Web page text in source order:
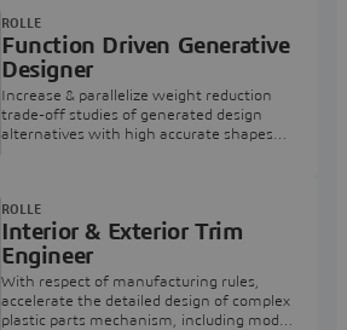
Function Driven Generative
Designer
Increase & parallelize weight reduction
trade-off studies of generated design
alternatives with high accurate shapes
ROLLE
Interior & Exterior Trim
Engineer
With respect of manufacturing rules,
accelerate the detailed design of complex
plastic parts mechanism, including model
ROLLE